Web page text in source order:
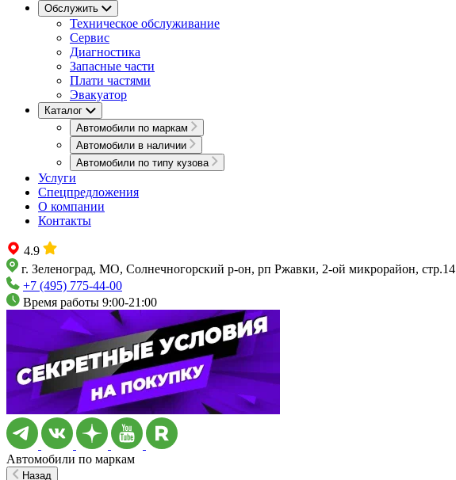
Обслужить
Техническое обслуживание
Сервис
Диагностика
Запасные части
Плати частями
Эвакуатор
Каталог
Автомобили по маркам
Автомобили в наличии
Автомобили по типу кузова
Услуги
Спецпредложения
О компании
Контакты
4.9
г. Зеленоград, МО, Солнечногорский р-он, рп Ржавки, 2-ой микрорайон, стр.14
+7 (495) 775-44-00
Время работы 9:00-21:00
Автомобили по маркам
Назад